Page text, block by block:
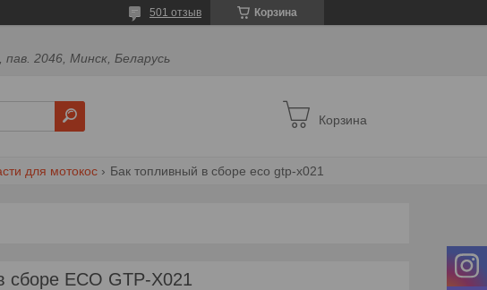
Корзина
501 отзыв
2046, Минск, Беларусь
Корзина
для мотокос Бак топливный в сборе eco gtp-x021
сборе ECO GTP-X021